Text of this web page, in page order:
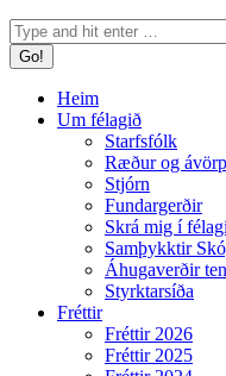
Search:
Heim
Um félagið
Starfsfólk
Ræður og ávörp
Stjórn
Fundargerðir
Skrá mig í
Samþykktir
Áhugaverðir
Styrktarsíða
Fréttir
Fréttir 2026
Fréttir 2025